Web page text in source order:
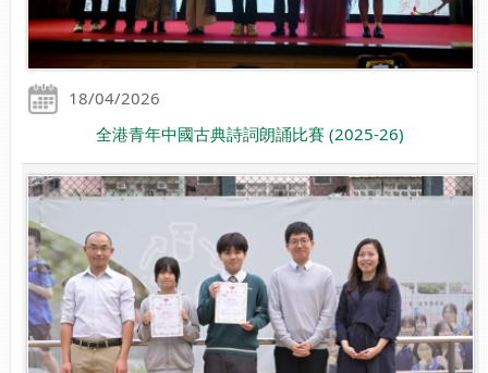
18/04/2026
全港青年中國古典詩詞朗誦比賽 (2025-26)